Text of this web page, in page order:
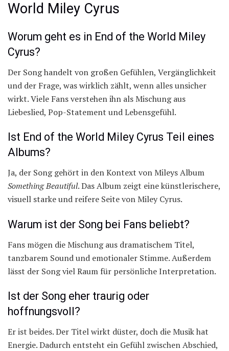
World Miley Cyrus
Worum geht es in End of the World Miley
Cyrus?
Der Song handelt von großen Gefühlen, Vergänglichkeit
und der Frage, was wirklich zählt, wenn alles unsicher
wirkt. Viele Fans verstehen ihn als Mischung aus
Liebeslied, Pop-Statement und Lebensgefühl.
Ist End of the World Miley Cyrus Teil eines
Albums?
Ja, der Song gehört in den Kontext von Mileys Album
Something Beautiful. Das Album zeigt eine künstlerischere,
visuell starke und reifere Seite von Miley Cyrus.
Warum ist der Song bei Fans beliebt?
Fans mögen die Mischung aus dramatischem Titel,
tanzbarem Sound und emotionaler Stimme. Außerdem
lässt der Song viel Raum für persönliche Interpretation.
Ist der Song eher traurig oder
hoffnungsvoll?
Er ist beides. Der Titel wirkt düster, doch die Musik hat
Energie. Dadurch entsteht ein Gefühl zwischen Abschied,